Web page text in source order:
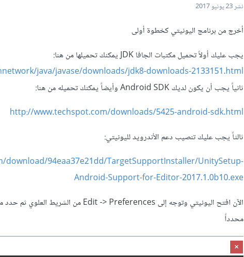
نشر23 يونيو 2017
أخرج من برنامج اليونيتي كخطوة أولى
يجب عليك أولاً تحميل مكتبات الجافا JDK يمكنك تحميلها من هنا:
java/javase/downloads/jdk8-downloads-2133151.html
ثانياً يجب أن يكون لديك Android SDK وأيضاً يمكنك تحميله من هنا:
http://www.techspot.com/downloads/5425-android-sdk.html
ثالثاً يجب عليك تنصيب دعم الأندرويد لليونيتي:
94eaa37e21dd/TargetSupportInstaller/UnitySetup-
Android-Support-for-Editor-2017.1.0b10.exe
محدداً